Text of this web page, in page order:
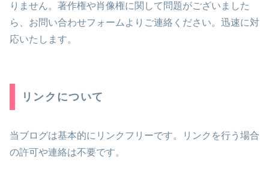
りません。著作権や肖像権に関して問題がございました
ら、お問い合わせフォームよりご連絡ください。迅速に対
応いたします。
リンクについて
当ブログは基本的にリンクフリーです。リンクを行う場合
の許可や連絡は不要です。